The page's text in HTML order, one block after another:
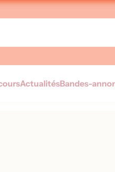
ActualitésBandes-